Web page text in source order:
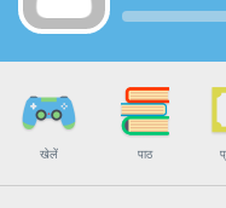
खेलें पाठ